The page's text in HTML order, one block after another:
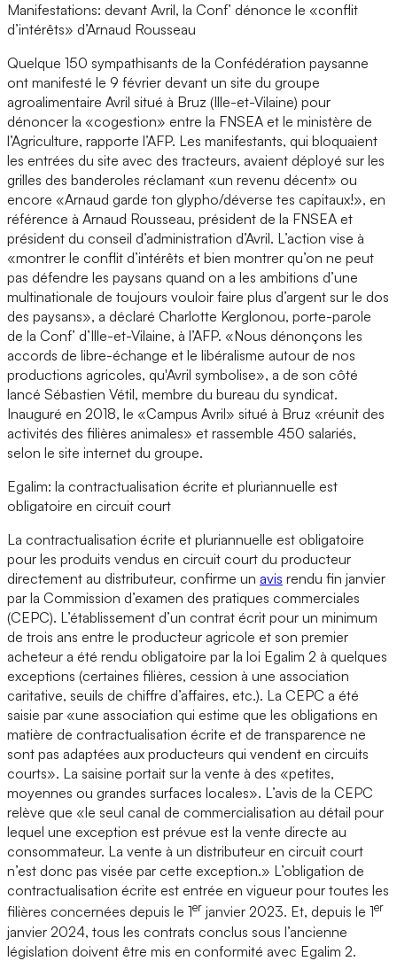
Manifestations: devant Avril, la Conf’ dénonce le «conflit
d’intérêts» d’Arnaud Rousseau
Quelque 150 sympathisants de la Confédération paysanne
ont manifesté le 9 février devant un site du groupe
agroalimentaire Avril situé à Bruz (Ille-et-Vilaine) pour
dénoncer la «cogestion» entre la FNSEA et le ministère de
l’Agriculture, rapporte l’AFP. Les manifestants, qui bloquaient
les entrées du site avec des tracteurs, avaient déployé sur les
grilles des banderoles réclamant «un revenu décent» ou
encore «Arnaud garde ton glypho/déverse tes capitaux!», en
référence à Arnaud Rousseau, président de la FNSEA et
président du conseil d’administration d’Avril. L’action vise à
«montrer le conflit d’intérêts et bien montrer qu’on ne peut
pas défendre les paysans quand on a les ambitions d’une
multinationale de toujours vouloir faire plus d’argent sur le dos
des paysans», a déclaré Charlotte Kerglonou, porte-parole
de la Conf’ d’Ille-et-Vilaine, à l’AFP. «Nous dénonçons les
accords de libre-échange et le libéralisme autour de nos
productions agricoles, qu'Avril symbolise», a de son côté
lancé Sébastien Vétil, membre du bureau du syndicat.
Inauguré en 2018, le «Campus Avril» situé à Bruz «réunit des
activités des filières animales» et rassemble 450 salariés,
selon le site internet du groupe.
Egalim: la contractualisation écrite et pluriannuelle est
obligatoire en circuit court
La contractualisation écrite et pluriannuelle est obligatoire
pour les produits vendus en circuit court du producteur
directement au distributeur, confirme un avis rendu fin janvier
par la Commission d’examen des pratiques commerciales
(CEPC). L’établissement d’un contrat écrit pour un minimum
de trois ans entre le producteur agricole et son premier
acheteur a été rendu obligatoire par la loi Egalim 2 à quelques
exceptions (certaines filières, cession à une association
caritative, seuils de chiffre d’affaires, etc.). La CEPC a été
saisie par «une association qui estime que les obligations en
matière de contractualisation écrite et de transparence ne
sont pas adaptées aux producteurs qui vendent en circuits
courts». La saisine portait sur la vente à des «petites,
moyennes ou grandes surfaces locales». L’avis de la CEPC
relève que «le seul canal de commercialisation au détail pour
lequel une exception est prévue est la vente directe au
consommateur. La vente à un distributeur en circuit court
n’est donc pas visée par cette exception.» L’obligation de
contractualisation écrite est entrée en vigueur pour toutes les
filières concernées depuis le 1er janvier 2023. Et, depuis le 1er
janvier 2024, tous les contrats conclus sous l’ancienne
législation doivent être mis en conformité avec Egalim 2.